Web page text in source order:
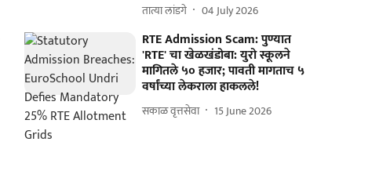
तात्या लांडगे 04 July 2026
RTE Admission Scam: पुण्यात
'RTE' चा खेळखंडोबा: युरो स्कूलने
मागितले ५० हजार; पावती मागताच ५
वर्षांच्या लेकराला हाकलले!
सकाळ वृत्तसेवा 15 June 2026